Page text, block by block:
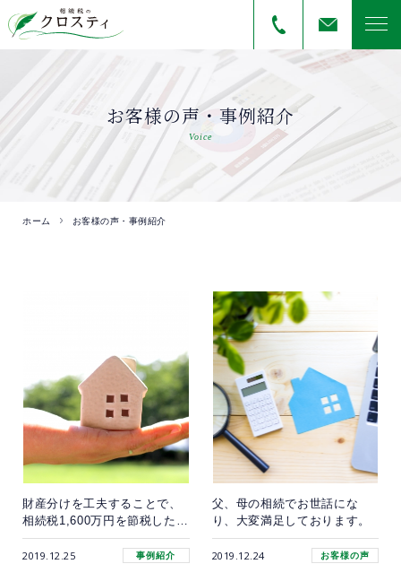
お客様の声・事例紹介
Voice
ホーム お客様の声・事例紹介
財産分けを工夫することで、
相続税1,600万円を節税した事
例
2019.12.25
事例紹介
父、母の相続でお世話にな
り、大変満足しております。
2019.12.24 お客様の声